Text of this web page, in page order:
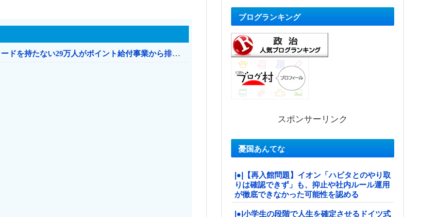
共産党「これは酷い…京都市でマイナンバーカードを持たない29万人がポイント給付事業から排除された」
ブログランキング
スポンサーリンク
憂国あんてな
|●|【再入館問題】イオン「ハビタとのやり取
りは確認できず」も、抑止や社内ルール運用
が徹底できなかった可能性を認める
|●|小学生の段階で人生を確定させるドイツ式